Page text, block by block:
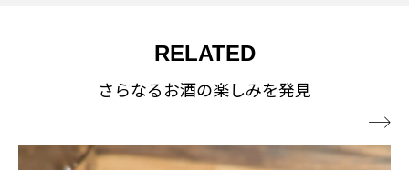
RELATED
さらなるお酒の楽しみを発見
